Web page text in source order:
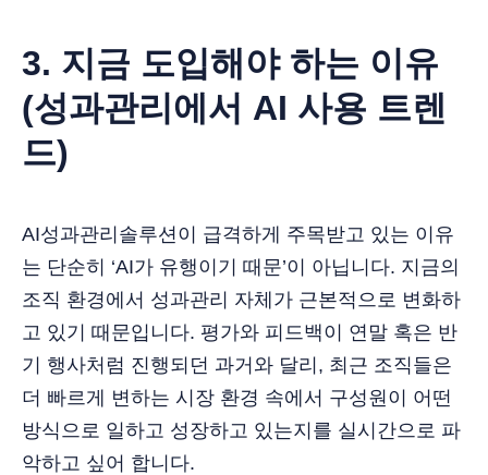
3. 지금 도입해야 하는 이유
(성과관리에서 AI 사용 트렌
드)
AI성과관리솔루션이 급격하게 주목받고 있는 이유
는 단순히 ‘AI가 유행이기 때문’이 아닙니다. 지금의
조직 환경에서 성과관리 자체가 근본적으로 변화하
고 있기 때문입니다. 평가와 피드백이 연말 혹은 반
기 행사처럼 진행되던 과거와 달리, 최근 조직들은
더 빠르게 변하는 시장 환경 속에서 구성원이 어떤
방식으로 일하고 성장하고 있는지를 실시간으로 파
악하고 싶어 합니다.